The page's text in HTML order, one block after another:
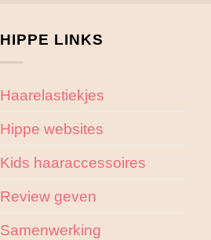
HIPPE LINKS
Haarelastiekjes
Hippe websites
Kids haaraccessoires
Review geven
Samenwerking